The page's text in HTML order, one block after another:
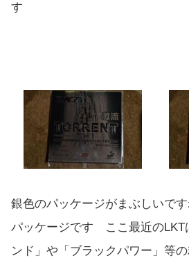
す
銀色のパッケージがまぶしいで
パッケージです ここ最近のLKT
ンド」や「ブラックパワー」等